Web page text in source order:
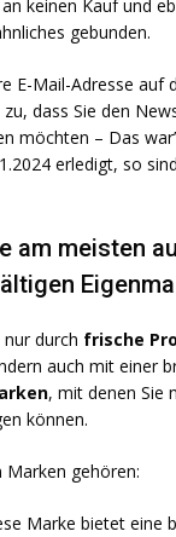
keinen Kauf und
gebunden.
E-Mail-Adresse auf
dass Sie den
möchten – Das
erledigt, so
am meisten
durch frische
auch mit einer
, mit denen Sie
können.
Marken gehören:
Marke bietet eine